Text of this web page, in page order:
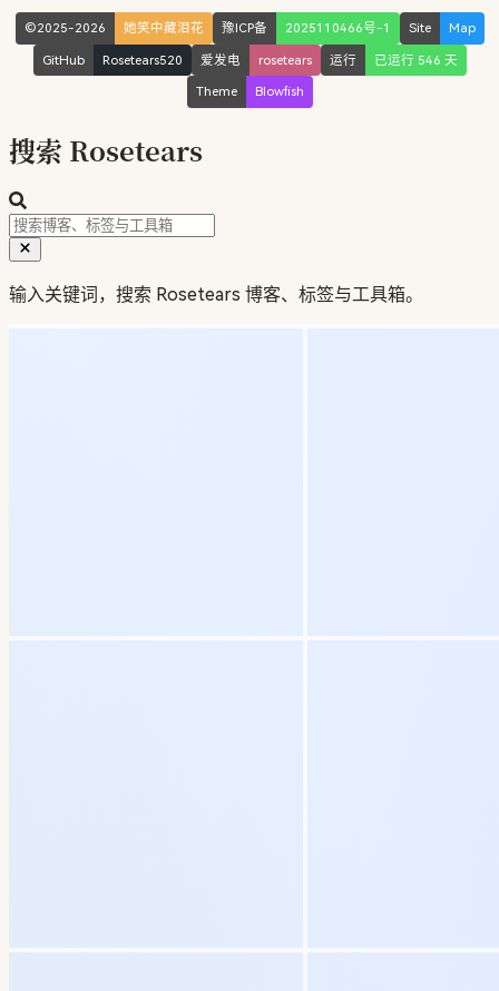
©2025-2026 她笑中藏泪花 豫ICP备 2025110466号-1 Site Map
GitHub Rosetears520 爱发电 rosetears 运行 已运行 546 天
Theme Blowfish
搜索 Rosetears
输入关键词，搜索 Rosetears 博客、标签与工具箱。